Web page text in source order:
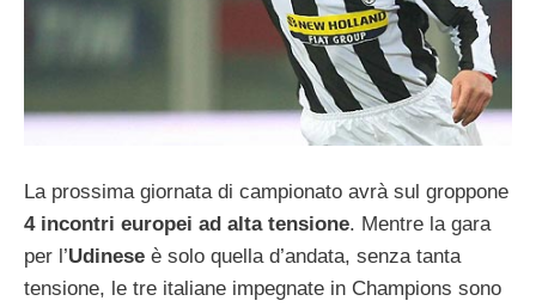
La prossima giornata di campionato avrà sul groppone
4 incontri europei ad alta tensione. Mentre la gara
per l’Udinese è solo quella d’andata, senza tanta
tensione, le tre italiane impegnate in Champions sono